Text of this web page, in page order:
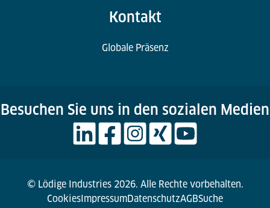
Kontakt
Globale Präsenz
Besuchen Sie uns in den sozialen Medien
© Lödige Industries 2026. Alle Rechte vorbehalten.
Cookies ImpressumDatenschutzAGBSuche